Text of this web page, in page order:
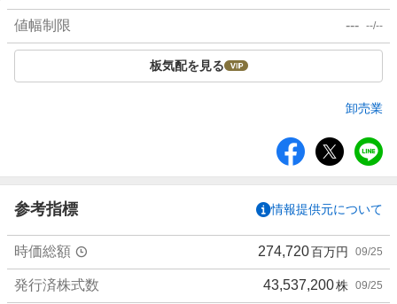
値幅制限 --- --/--
板気配を見る
卸売業
ア
参考指標 情報提供元について
時価総額 274,720百万円 09/25
発行済株式数 43,537,200株 09/25